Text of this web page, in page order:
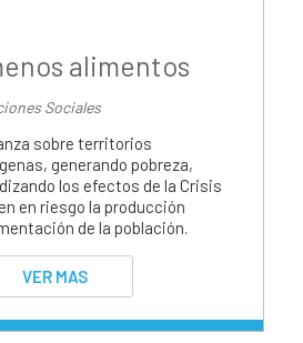
alimentos
Sociales
sobre territorios
generando pobreza,
los efectos de la Crisis
en riesgo la producción
de la población.
VER MAS